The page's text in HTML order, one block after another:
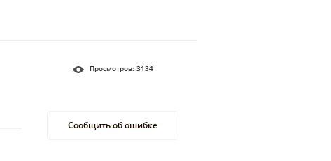
Просмотров: 3134
Сообщить об ошибке